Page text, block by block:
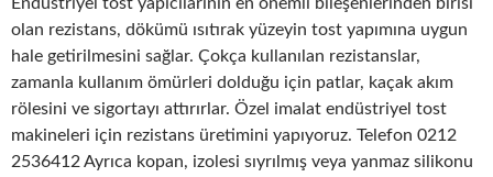
olan rezistans, dökümü ısıtırak yüzeyin tost yapımına uygun
hale getirilmesini sağlar. Çokça kullanılan rezistanslar,
zamanla kullanım ömürleri dolduğu için patlar, kaçak akım
rölesini ve sigortayı attırırlar. Özel imalat endüstriyel tost
makineleri için rezistans üretimini yapıyoruz. Telefon 0212
2536412 Ayrıca kopan, izolesi sıyrılmış veya yanmaz silikonu